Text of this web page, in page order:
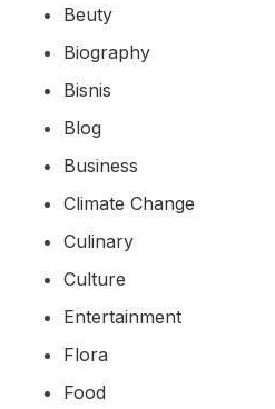
Beuty
Biography
Bisnis
Blog
Business
Climate Change
Culinary
Culture
Entertainment
Flora
Food